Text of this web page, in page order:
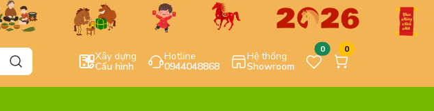
Xây dựng
Cấu hình
Hotline
0944048868
Hệ thống
Showroom
0 0